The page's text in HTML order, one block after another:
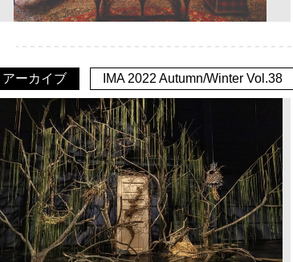
アーカイブ IMA 2022 Autumn/Winter Vol.38